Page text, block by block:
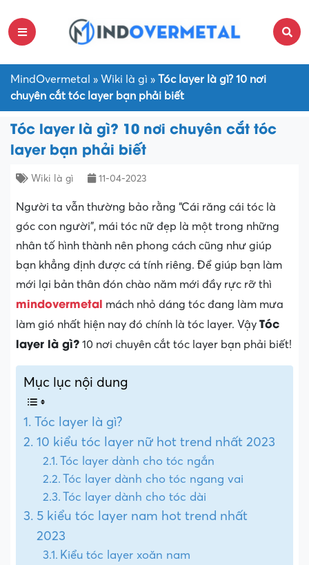
MindOvermetal » Wiki là gì » Tóc layer là gì? 10 nơi
chuyên cắt tóc layer bạn phải biết
Tóc layer là gì? 10 nơi chuyên cắt tóc
layer bạn phải biết
Wiki là gì 11-04-2023
Người ta vẫn thường bảo rằng “Cái răng cái tóc là
góc con người”, mái tóc nữ đẹp là một trong những
nhân tố hình thành nên phong cách cũng như giúp
bạn khẳng định được cá tính riêng. Để giúp bạn làm
mới lại bản thân đón chào năm mới đầy rực rỡ thì
mindovermetal mách nhỏ dáng tóc đang làm mưa
làm gió nhất hiện nay đó chính là tóc layer. Vậy Tóc
layer là gì? 10 nơi chuyên cắt tóc layer bạn phải biết!
Mục lục nội dung
Tóc layer là gì?
10 kiểu tóc layer nữ hot trend nhất 2023
Tóc layer dành cho tóc ngắn
Tóc layer dành cho tóc ngang vai
Tóc layer dành cho tóc dài
5 kiểu tóc layer nam hot trend nhất
2023
Kiểu tóc layer xoăn nam